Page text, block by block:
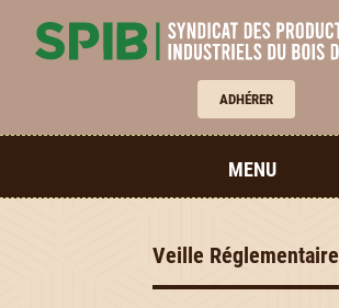
ADHÉRER
MENU
Veille Réglementaire